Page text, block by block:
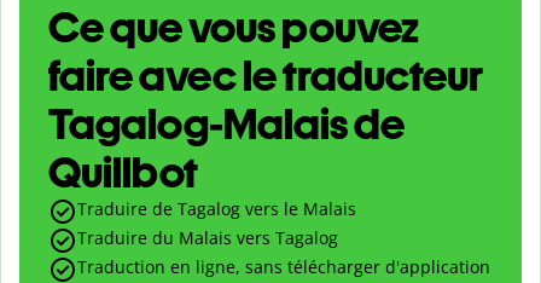
Ce que vous pouvez
faire avec le traducteur
Tagalog-Malais de
Quillbot
Traduire de Tagalog vers le Malais
Traduire du Malais vers Tagalog
Traduction en ligne, sans télécharger d'application